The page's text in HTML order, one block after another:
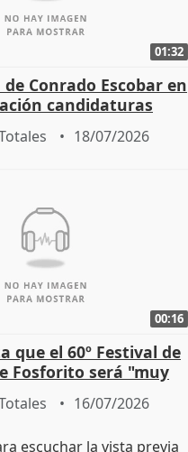
01:32
Conrado Escobar en
candidaturas
2027
18/07/2026
00:16
que el 60º Festival de
Fosforito será "muy
pérdida
16/07/2026